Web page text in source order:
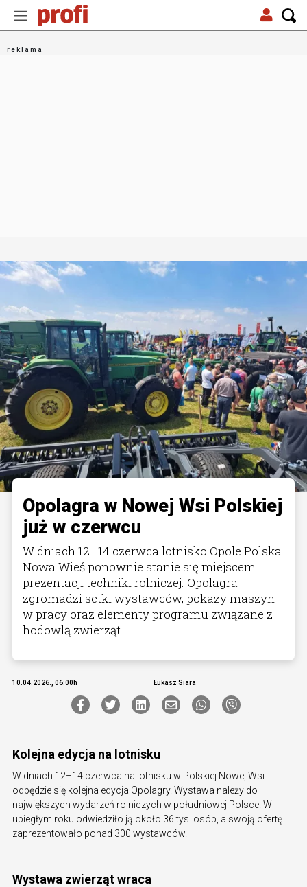
Opolagra w Nowej Wsi Polskiej
już w czerwcu
W dniach 12–14 czerwca lotnisko Opole Polska
Nowa Wieś ponownie stanie się miejscem
prezentacji techniki rolniczej. Opolagra
zgromadzi setki wystawców, pokazy maszyn
w pracy oraz elementy programu związane z
hodowlą zwierząt.
10.04.2026., 06:00h Łukasz Siara
Kolejna edycja na lotnisku
W dniach 12–14 czerwca na lotnisku w Polskiej Nowej Wsi
odbędzie się kolejna edycja Opolagry. Wystawa należy do
największych wydarzeń rolniczych w południowej Polsce. W
ubiegłym roku odwiedziło ją około 36 tys. osób, a swoją ofertę
zaprezentowało ponad 300 wystawców.
Wystawa zwierząt wraca